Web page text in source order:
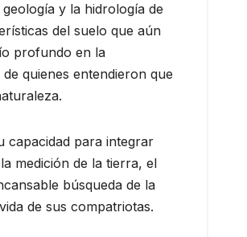
y la hidrología de
del suelo que aún
profundo en la
quienes entendieron que
capacidad para integrar
medición de la tierra, el
búsqueda de la
de sus compatriotas.